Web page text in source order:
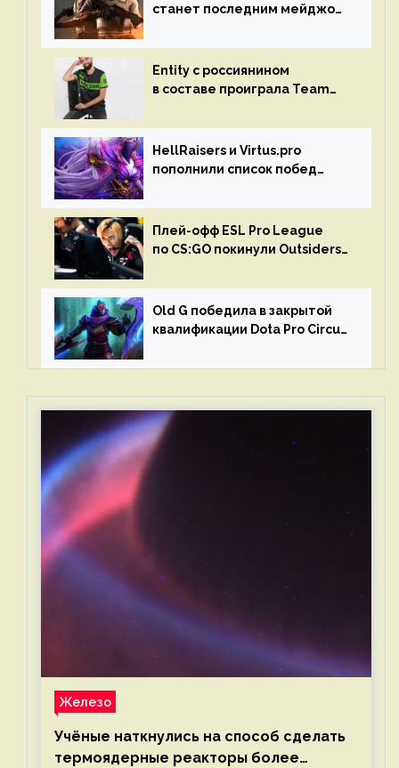
станет последним мейджор-
Entity с россиянином
в составе проиграла Team
HellRaisers и Virtus.pro
пополнили список побед
Плей-офф ESL Pro League
по CS:GO покинули Outsiders
Old G победила в закрытой
квалификации Dota Pro Circuit
Железо
Учёные наткнулись на способ сделать
термоядерные реакторы более